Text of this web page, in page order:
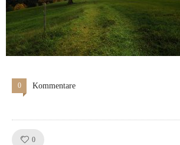
0 Kommentare
0